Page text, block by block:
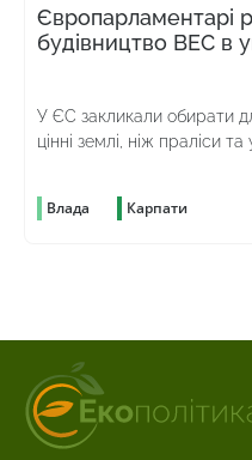
Європарламентарі
будівництво ВЕС в
У ЄС закликали обирати
цінні землі, ніж праліси
Влада Карпати